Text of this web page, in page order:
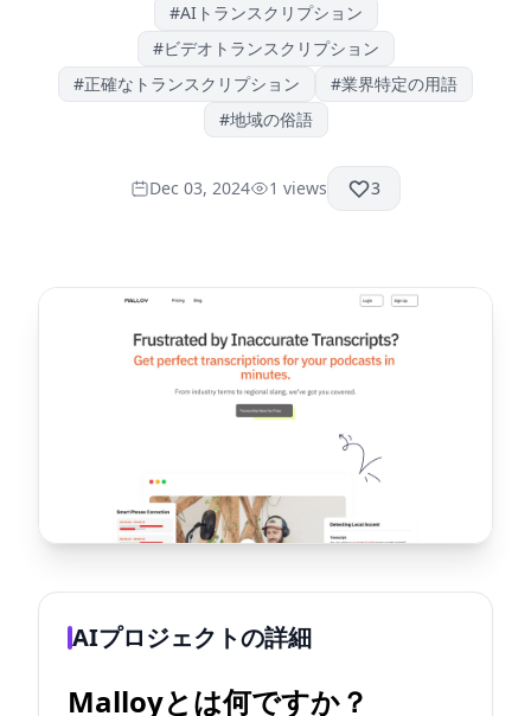
#AIトランスクリプション
#ビデオトランスクリプション
#正確なトランスクリプション #業界特定の用語
#地域の俗語
Dec 03, 2024 1 views 3
AIプロジェクトの詳細
Malloyとは何ですか？